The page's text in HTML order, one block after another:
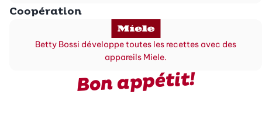
Coopération
Betty Bossi développe toutes les recettes avec des
appareils Miele.
Bon appétit!